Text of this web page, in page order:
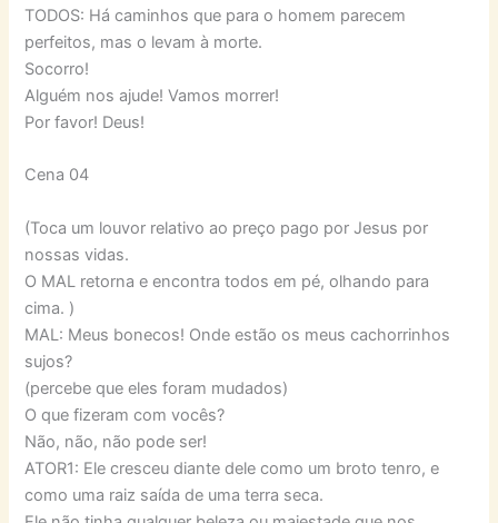
TODOS: Há caminhos que para o homem parecem
perfeitos, mas o levam à morte.
Socorro!
Alguém nos ajude! Vamos morrer!
Por favor! Deus!
Cena 04
(Toca um louvor relativo ao preço pago por Jesus por
nossas vidas.
O MAL retorna e encontra todos em pé, olhando para
cima. )
MAL: Meus bonecos! Onde estão os meus cachorrinhos
sujos?
(percebe que eles foram mudados)
O que fizeram com vocês?
Não, não, não pode ser!
ATOR1: Ele cresceu diante dele como um broto tenro, e
como uma raiz saída de uma terra seca.